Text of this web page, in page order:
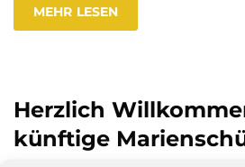
MEHR LESEN
Herzlich
künftige